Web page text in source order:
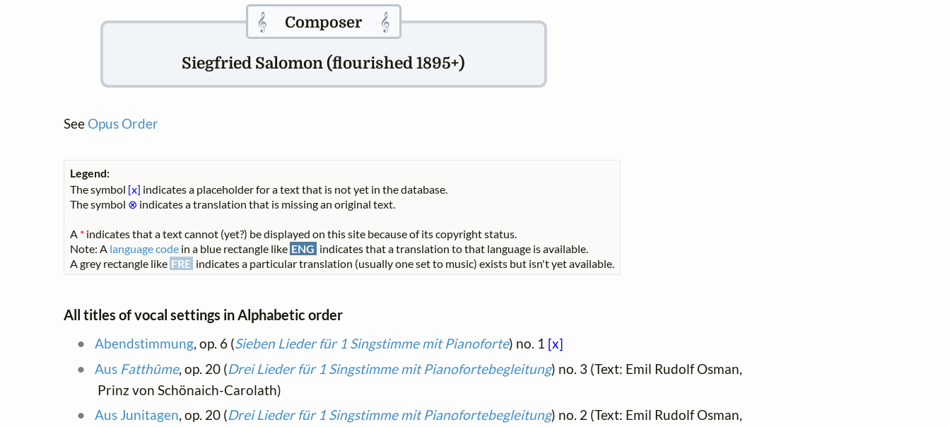
𝄞 Composer 𝄞
Siegfried Salomon (flourished 1895+)
See Opus Order
Legend:
The symbol [x] indicates a placeholder for a text that is not yet in the database.
The symbol ⊗ indicates a translation that is missing an original text.
A * indicates that a text cannot (yet?) be displayed on this site because of its copyright status.
Note: A language code in a blue rectangle like ENG indicates that a translation to that language is available.
A grey rectangle like FRE indicates a particular translation (usually one set to music) exists but isn't yet available.
All titles of vocal settings in Alphabetic order
Abendstimmung, op. 6 (Sieben Lieder für 1 Singstimme mit Pianoforte) no. 1 [x]
Aus Fatthûme, op. 20 (Drei Lieder für 1 Singstimme mit Pianofortebegleitung) no. 3 (Text: Emil Rudolf Osman,
Prinz von Schönaich-Carolath)
Aus Junitagen, op. 20 (Drei Lieder für 1 Singstimme mit Pianofortebegleitung) no. 2 (Text: Emil Rudolf Osman,